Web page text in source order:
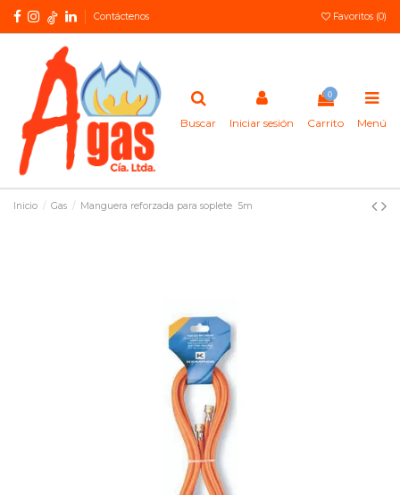
Contáctenos Favoritos (0)
Buscar Iniciar sesión
0
Carrito Menú
Inicio Gas Manguera reforzada para soplete 5m